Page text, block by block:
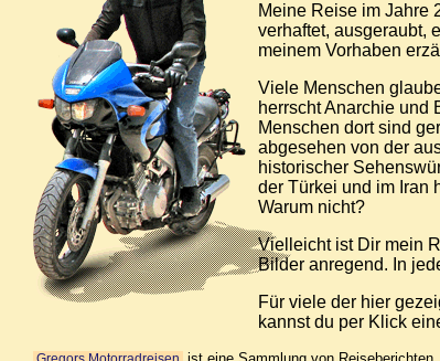
Meine Reise im Jahre
verhaftet, ausgeraubt,
meinem Vorhaben
Viele Menschen
herrscht Anarchie und
Menschen dort sind
abgesehen von der
historischer
der Türkei und im Iran
Warum nicht?
Vielleicht ist Dir mein
Bilder anregend. In
Für viele der hier
kannst du per Klick